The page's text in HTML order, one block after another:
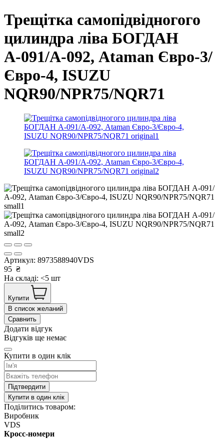
Трещітка самопiдвiдногого
цилиндра лiва БОГДАН
А-091/А-092, Ataman Євро-3/
Євро-4, ISUZU
NQR90/NPR75/NQR71
Артикул: 8973588940VDS
95 ₴
На складі: <5 шт
Купити
В список желаний
Сравнить
Додати відгук
Відгуків ще немає
Купити в один клік
Підтвердити
Купити в один клік
Поділитись товаром:
Виробник
VDS
Кросс-номери